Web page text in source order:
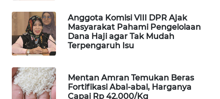
Anggota Komisi VIII DPR Ajak
Masyarakat Pahami Pengelolaan
Dana Haji agar Tak Mudah
Terpengaruh Isu
Mentan Amran Temukan Beras
Fortifikasi Abal-abal, Harganya
Capai Rp 42.000/Kg
KONSUMEN
WAHANA
LISTRIK
WAHANA
TRAVEL